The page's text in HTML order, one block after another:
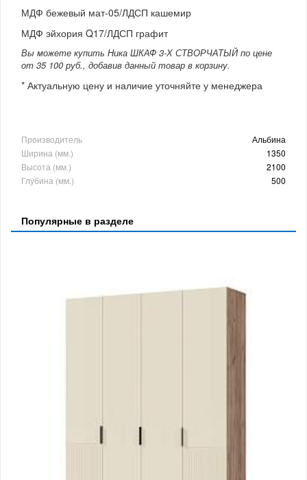
МДФ бежевый мат-05/ЛДСП кашемир
МДФ эйхория Q17/ЛДСП графит
Вы можете купить Ника ШКАФ 3-Х СТВОРЧАТЫЙ по цене
от 35 100 руб., добавив данный товар в корзину.
* Актуальную цену и наличие уточняйте у менеджера
Производитель
Альбина
Ширина (мм.)
1350
Высота (мм.)
2100
Глубина (мм.)
500
Популярные в разделе